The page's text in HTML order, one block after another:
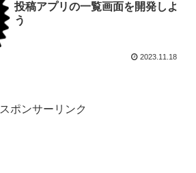
投稿アプリの一覧画面を開発しよ
う
2023.11.18
スポンサーリンク